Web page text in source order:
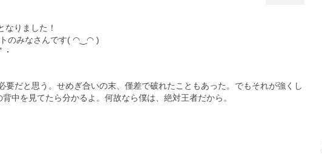
りました！
トのみなさんです( ◠‿◠ )
だと思う。せめぎ合いの末、僅差で破れたこともあった。でもそれが強くし
中を見てたら分かるよ。何故なら僕は、絶対王者だから。‬